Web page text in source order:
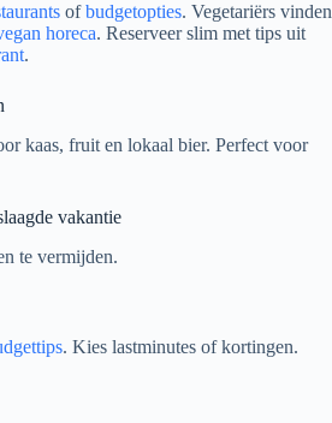
ofbudgetopties. Vegetariërs vinden
horeca. Reserveer slim met tips uit
.
kaas, fruit en lokaal bier. Perfect voor
vakantie
te vermijden.
. Kies lastminutes of kortingen.